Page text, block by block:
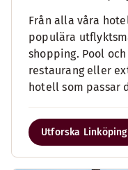
Från alla våra
populära
shopping. Pool
restaurang eller
hotell som passar
Utforska Linköping